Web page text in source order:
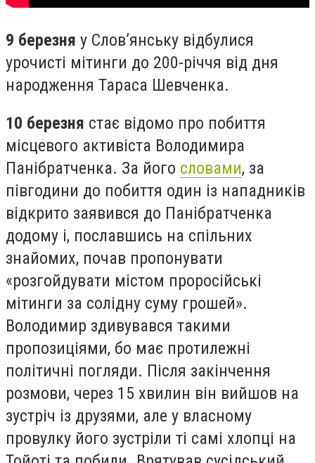
9 березня у Слов’янську відбулися
урочисті мітинги до 200-річчя від дня
народження Тараса Шевченка.
10 березня стає відомо про побиття
місцевого активіста Володимира
Панібратченка. За його словами, за
півгодини до побиття один із нападників
відкрито заявився до Панібратченка
додому і, пославшись на спільних
знайомих, почав пропонувати
«розгойдувати містом проросійські
мітинги за солідну суму грошей».
Володимир здивувався такими
пропозиціями, бо має протилежні
політичні погляди. Після закінчення
розмови, через 15 хвилин він вийшов на
зустріч із друзями, але у власному
провулку його зустріли ті самі хлопці на